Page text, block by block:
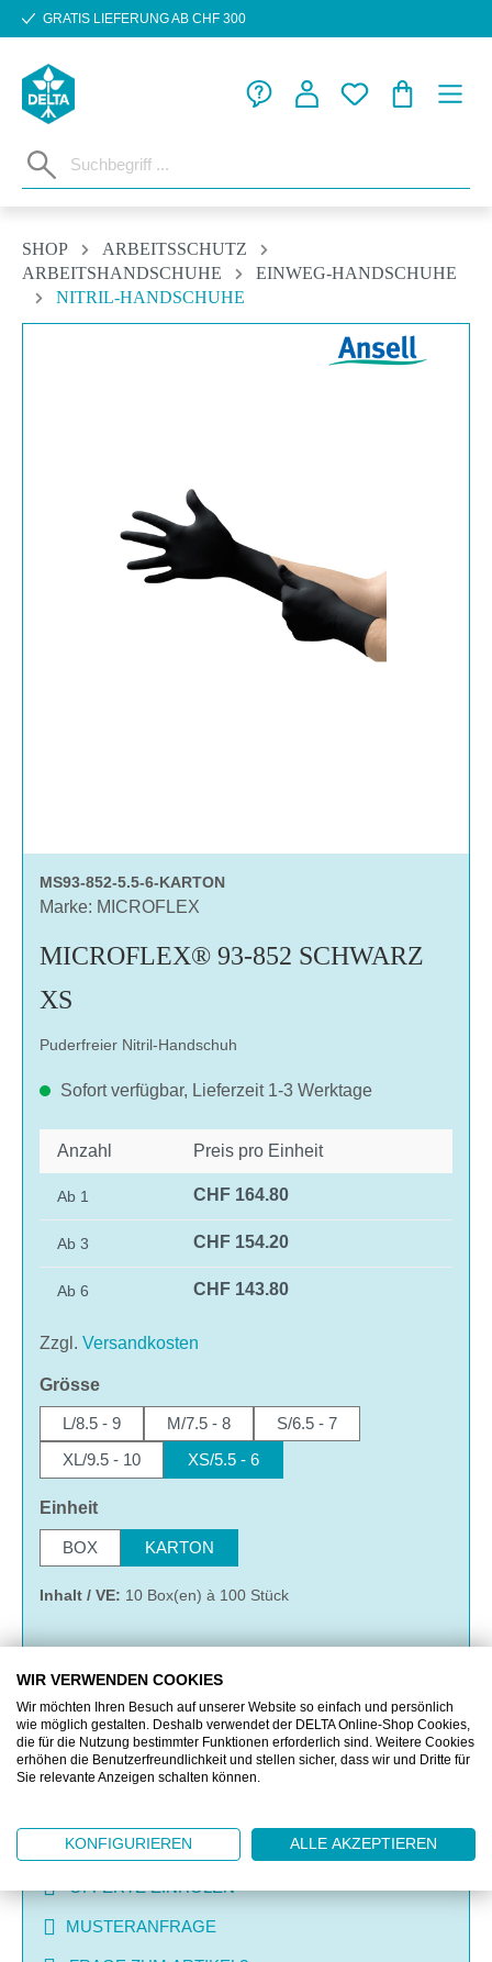
Zum Hauptinhalt springen
GRATIS LIEFERUNG AB CHF 300
SHOP
ARBEITSSCHUTZ
ARBEITSHANDSCHUHE
EINWEG-HANDSCHUHE
NITRIL-HANDSCHUHE
MS93-852-5.5-6-KARTON
Marke: MICROFLEX
MICROFLEX® 93-852 SCHWARZ
XS
Puderfreier Nitril-Handschuh
Sofort verfügbar, Lieferzeit 1-3 Werktage
Anzahl Preis pro Einheit
Ab 1 CHF 164.80
Ab 3 CHF 154.20
Ab 6 CHF 143.80
Zzgl. Versandkosten
Grösseauswählen
L/8.5 - 9 M/7.5 - 8
S/6.5 - 7
XL/9.5 - 10
XS/5.5 - 6
Einheitauswählen
BOX KARTON
Inhalt / VE: 10 Box(en) à 100 Stück
IN DEN WARENKORB
MERKEN
OFFERTE EINHOLEN
MUSTERANFRAGE
WIR VERWENDEN COOKIES
Wir möchten Ihren Besuch auf unserer Website so einfach und persönlich
wie möglich gestalten. Deshalb verwendet der DELTA Online-Shop Cookies,
die für die Nutzung bestimmter Funktionen erforderlich sind. Weitere Cookies
erhöhen die Benutzerfreundlichkeit und stellen sicher, dass wir und Dritte für
Sie relevante Anzeigen schalten können.
KONFIGURIEREN ALLE AKZEPTIEREN